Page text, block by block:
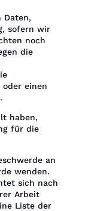
Daten,
sofern wir
noch
die
einen
haben,
für die
an
wenden.
sich nach
Arbeit
Liste der